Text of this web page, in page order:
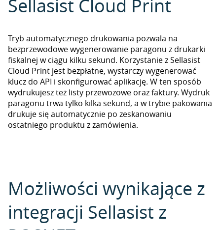
Sellasist Cloud Print
Tryb automatycznego drukowania pozwala na
bezprzewodowe wygenerowanie paragonu z drukarki
fiskalnej w ciągu kilku sekund. Korzystanie z Sellasist
Cloud Print jest bezpłatne, wystarczy wygenerować
klucz do API i skonfigurować aplikację. W ten sposób
wydrukujesz też listy przewozowe oraz faktury. Wydruk
paragonu trwa tylko kilka sekund, a w trybie pakowania
drukuje się automatycznie po zeskanowaniu
ostatniego produktu z zamówienia.
Możliwości wynikające z
integracji Sellasist z